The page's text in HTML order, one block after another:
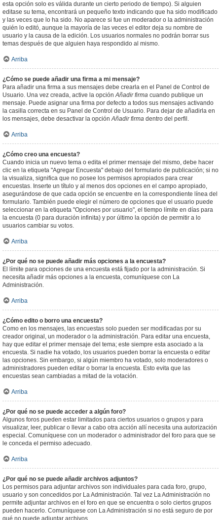
esta opción solo es válida durante un cierto periodo de tiempo). Si alguien
editase su tema, encontrará un pequeño texto indicando que ha sido modificado
y las veces que lo ha sido. No aparece si fue un moderador o la administración
quién lo editó, aunque la mayoría de las veces el editor deja su nombre de
usuario y la causa de la edición. Los usuarios normales no podrán borrar sus
temas después de que alguien haya respondido al mismo.
Arriba
¿Cómo se puede añadir una firma a mi mensaje?
Para añadir una firma a sus mensajes debe crearla en el Panel de Control de
Usuario. Una vez creada, active la opciónAñadir firma cuando publique un
mensaje. Puede asignar una firma por defecto a todos sus mensajes activando
la casilla correcta en su Panel de Control de Usuario. Para dejar de añadirla en
los mensajes, debe desactivar la opciónAñadir firma dentro del perfil.
Arriba
¿Cómo creo una encuesta?
Cuando inicia un nuevo tema o edita el primer mensaje del mismo, debe hacer
clic en la etiqueta "Agregar Encuesta" debajo del formulario de publicación; si no
la visualiza, significa que no posee los permisos apropiados para crear
encuestas. Inserte un título y al menos dos opciones en el campo apropiado,
asegurándose de que cada opción se encuentre en la correspondiente línea del
formulario. También puede elegir el número de opciones que el usuario puede
seleccionar en la etiqueta "Opciones por usuario", el tiempo límite en días para
la encuesta (0 para duración infinita) y por último la opción de permitir a lo
usuarios cambiar su votos.
Arriba
¿Por qué no se puede añadir más opciones a la encuesta?
El límite para opciones de una encuesta está fijado por la administración. Si
necesita añadir más opciones a la encuesta, comuníquese con La
Administración.
Arriba
¿Cómo edito o borro una encuesta?
Como en los mensajes, las encuestas solo pueden ser modificadas por su
creador original, un moderador o la administración. Para editar una encuesta,
hay que editar el primer mensaje del tema; este siempre esta asociado a la
encuesta. Si nadie ha votado, los usuarios pueden borrar la encuesta o editar
las opciones. Sin embargo, si algún miembro ha votado, solo moderadores o
administradores pueden editar o borrar la encuesta. Esto evita que las
encuestas sean cambiadas a mitad de la votación.
Arriba
¿Por qué no se puede acceder a algún foro?
Algunos foros pueden estar limitados para ciertos usuarios o grupos y para
visualizar, leer, publicar o llevar a cabo otra acción allí necesita una autorización
especial. Comuníquese con un moderador o administrador del foro para que se
le conceda el permiso adecuado.
Arriba
¿Por qué no se puede añadir archivos adjuntos?
Los permisos para adjuntar archivos son individuales para cada foro, grupo,
usuario y son concedidos por La Administración. Tal vez La Administración no
permite adjuntar archivos en el foro en que se encuentra o solo ciertos grupos
pueden hacerlo. Comuníquese con La Administración si no está seguro de por
qué no puede adjuntar archivos.